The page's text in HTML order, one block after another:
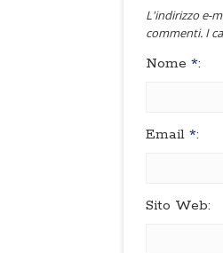
L'indirizzo e-
commenti. I
Nome *:
Email *:
Sito Web: